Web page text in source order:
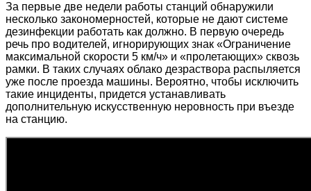
За первые две недели работы станций обнаружили
несколько закономерностей, которые не дают системе
дезинфекции работать как должно. В первую очередь
речь про водителей, игнорирующих знак «Ограничение
максимальной скорости 5 км/ч» и «пролетающих» сквозь
рамки. В таких случаях облако дезраствора распыляется
уже после проезда машины. Вероятно, чтобы исключить
такие инциденты, придется устанавливать
дополнительную искусственную неровность при въезде
на станцию.